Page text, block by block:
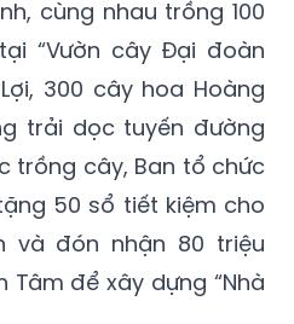
cùng nhau trồng 100
“Vườn cây Đại đoàn
300 cây hoa Hoàng
trải dọc tuyến đường
trồng cây, Ban tổ chức
50 sổ tiết kiệm cho
và đón nhận 80 triệu
Tâm để xây dựng “Nhà